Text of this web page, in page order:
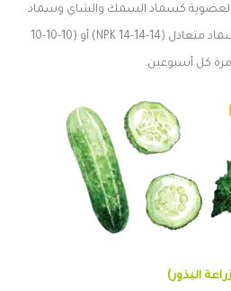
العضوية كسماد السمك والشاي وسماد
الدود. أو قم بتسميد الخيار بسماد متعادل (14-14-14 NPK) أو (10-10-10
البذور)